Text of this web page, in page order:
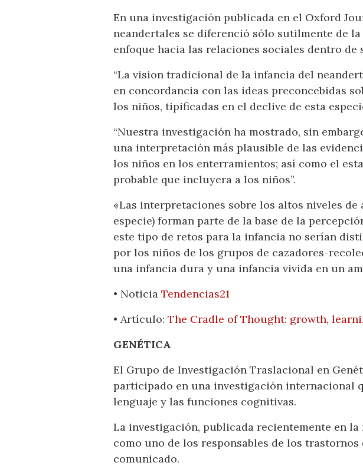
En una investigación publicada en el Oxford
neandertales se diferenció sólo sutilmente de
enfoque hacia las relaciones sociales dentro de
“La vision tradicional de la infancia del
en concordancia con las ideas preconcebidas
los niños, tipificadas en el declive de esta
“Nuestra investigación ha mostrado, sin
una interpretación más plausible de las
los niños en los enterramientos; así como el
probable que incluyera a los niños”.
«Las interpretaciones sobre los altos niveles
especie) forman parte de la base de la
este tipo de retos para la infancia no serían
por los niños de los grupos de cazadores-
una infancia dura y una infancia vivida en un
• Noticia Tendencias21
• Artículo: The Cradle of Thought: growth,
GENÉTICA
El Grupo de Investigación Traslacional en
participado en una investigación internacional
lenguaje y las funciones cognitivas.
La investigación, publicada recientemente en la
como uno de los responsables de los
comunicado.